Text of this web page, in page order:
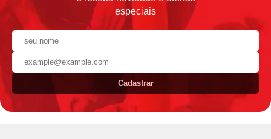
especiais
Cadastrar